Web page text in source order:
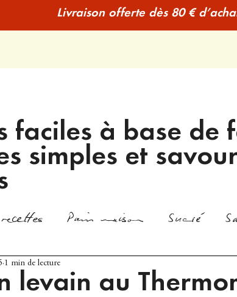
Livraison offerte dès 80 €
faciles à base de
simples et
Pain maison Sucré
levain au
1 min de lecture